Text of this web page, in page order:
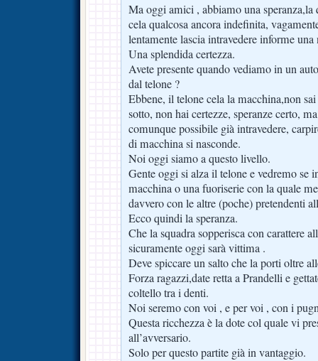
Ma oggi amici , abbiamo una speranza,la
cela qualcosa ancora indefinita,
lentamente lascia intravedere informe una
Una splendida certezza.
Avete presente quando vediamo in un
dal telone ?
Ebbene, il telone cela la macchina,non
sotto, non hai certezze, speranze certo,
comunque possibile già intravedere,
di macchina si nasconde.
Noi oggi siamo a questo livello.
Gente oggi si alza il telone e vedremo se
macchina o una fuoriserie con la quale
davvero con le altre (poche) pretendenti
Ecco quindi la speranza.
Che la squadra sopperisca con carattere
sicuramente oggi sarà vittima .
Deve spiccare un salto che la porti oltre
Forza ragazzi,date retta a Prandelli e
coltello tra i denti.
Noi seremo con voi , e per voi , con i
Questa ricchezza è la dote col quale vi
all’avversario.
Solo per questo partite già in vantaggio.